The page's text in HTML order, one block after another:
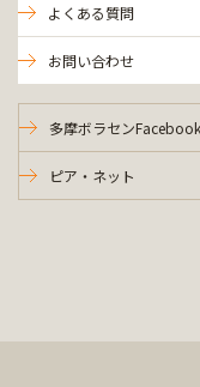
よくある質問
お問い合わせ
多摩ボラセンFacebook
ピア・ネット